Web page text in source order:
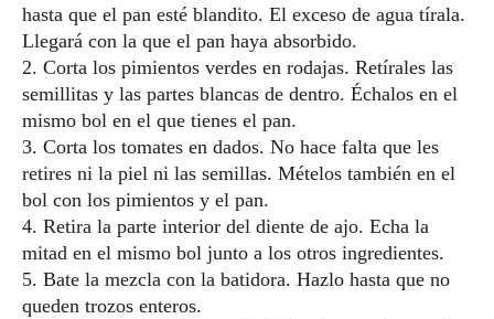
hasta que el pan esté blandito. El exceso de agua tírala.
Llegará con la que el pan haya absorbido.
2. Corta los pimientos verdes en rodajas. Retírales las
semillitas y las partes blancas de dentro. Échalos en el
mismo bol en el que tienes el pan.
3. Corta los tomates en dados. No hace falta que les
retires ni la piel ni las semillas. Mételos también en el
bol con los pimientos y el pan.
4. Retira la parte interior del diente de ajo. Echa la
mitad en el mismo bol junto a los otros ingredientes.
5. Bate la mezcla con la batidora. Hazlo hasta que no
queden trozos enteros.